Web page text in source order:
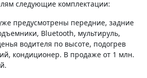
следующие комплектации:
предусмотрены передние, задние
Bluetooth, мультируль,
водителя по высоте, подогрев
кондиционер. В продаже от 1 млн.